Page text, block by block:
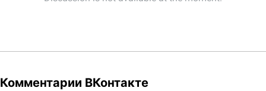
Комментарии ВКонтакте